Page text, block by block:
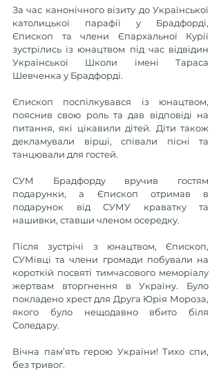
За час канонічного візиту до Української
католицької парафії у Брадфорді,
Єпископ та члени Єпархальної Курії
зустрілись із юнацтвом під час відвідин
Української Школи імені Тараса
Шевченка у Брадфорді.
Єпископ поспілкувався із юнацтвом,
пояснив свою роль та дав відповіді на
питання, які цікавили дітей. Діти також
декламували вірші, співали пісні та
танцювали для гостей.
СУМ Брадфорду вручив гостям
подарунки, а Єпископ отримав в
подарунок від СУМУ краватку та
нашивки, ставши членом осередку.
Після зустрічі з юнацтвом, Єпископ,
СУМівці та члени громади побували на
короткій посвяті тимчасового меморіалу
жертвам вторгнення в Україну. Було
покладено хрест для Друга Юрія Мороза,
якого було нещодавно вбито біля
Соледару.
Вічна пам’ять герою України! Тихо спи,
без тривог.